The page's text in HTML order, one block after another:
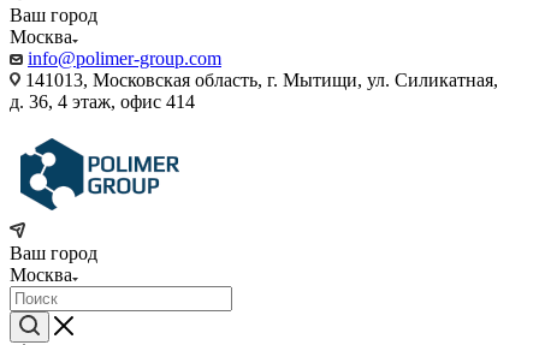
Ваш город
Москва
info@polimer-group.com
141013, Московская область, г. Мытищи, ул. Силикатная,
д. 36, 4 этаж, офис 414
Ваш город
Москва